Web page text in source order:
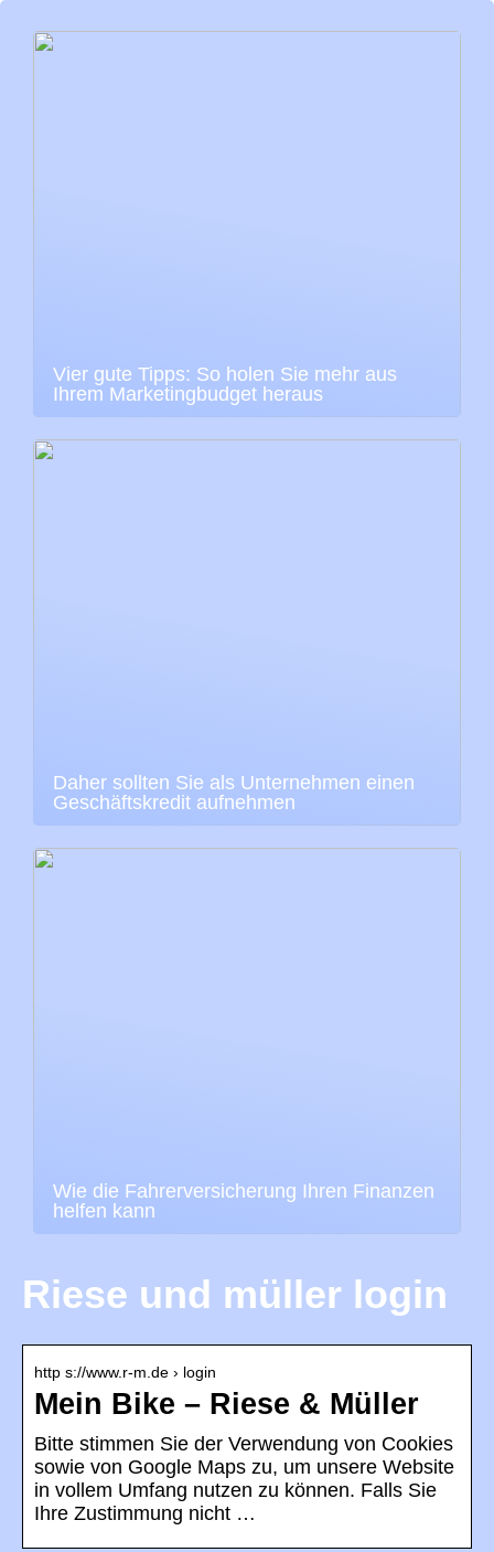
Vier gute Tipps: So holen Sie mehr aus
Ihrem Marketingbudget heraus
Daher sollten Sie als Unternehmen einen
Geschäftskredit aufnehmen
Wie die Fahrerversicherung Ihren Finanzen
helfen kann
Riese und müller login
http s://www.r-m.de › login
Mein Bike – Riese & Müller
Bitte stimmen Sie der Verwendung von Cookies
sowie von Google Maps zu, um unsere Website
in vollem Umfang nutzen zu können. Falls Sie
Ihre Zustimmung nicht …